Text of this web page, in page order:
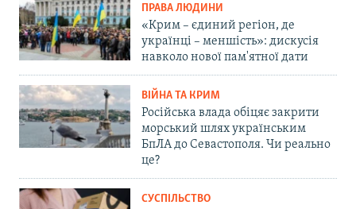
ПРАВА ЛЮДИНИ
«Крим – єдиний регіон, де
українці – меншість»: дискусія
навколо нової пам'ятної дати
ВІЙНА ТА КРИМ
Російська влада обіцяє закрити
морський шлях українським
БпЛА до Севастополя. Чи реально
це?
СУСПІЛЬСТВО